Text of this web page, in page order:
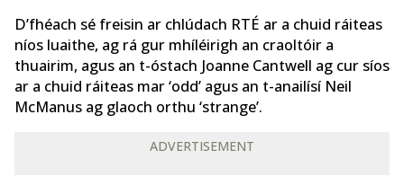
D’fhéach sé freisin ar chlúdach RTÉ ar a chuid ráiteas
níos luaithe, ag rá gur mhíléirigh an craoltóir a
thuairim, agus an t-óstach Joanne Cantwell ag cur síos
ar a chuid ráiteas mar ‘odd’ agus an t-anailísí Neil
McManus ag glaoch orthu ‘strange’.
ADVERTISEMENT